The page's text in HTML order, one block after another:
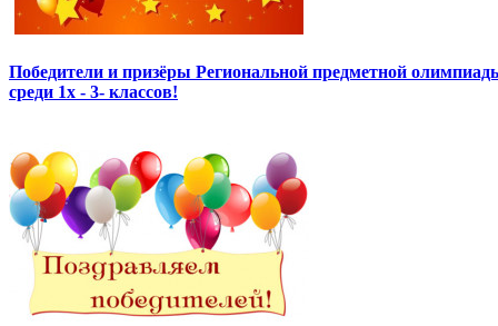
Победители и призёры Региональной предметной
среди 1х - 3- классов!